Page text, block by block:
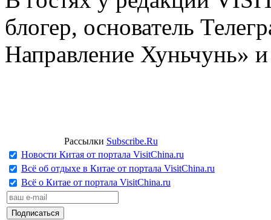
блогер, основатель
Направление Хуньчунь»
Рассылки Subscribe.Ru
Новости Китая от портала VisitChina.ru
Всё об отдыхе в Китае от портала VisitChina.ru
Всё о Китае от портала VisitChina.ru